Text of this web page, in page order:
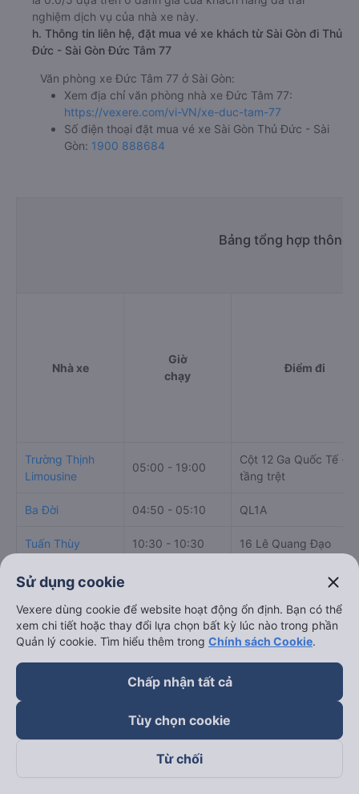
Trạm xe An Sương
Vĩnh Lộc B
e. Các điểm trả khách của nhà xe Đức Tâm 77
Cây xăng Nhơn Hoà
f. Giá vé giá xe khách đi Thủ Đức - Sài Gòn từ Sài Gòn Đức
Tâm 77
là 0.0/5 dựa trên 0 đánh giá của khách hàng đã trải
Số điện thoại đặt mua vé xe Sài Gòn Thủ Đức - Sài
1900 888684
Bảng tổng hợp
chạy
Cột 12 Ga Quốc Tế -
Ba Đời 04:50 - 05:10 QL1A
Sử dụng cookie close
Vexere dùng cookie để website hoạt động ổn định. Bạn có thể
xem chi tiết hoặc thay đổi lựa chọn bất kỳ lúc nào trong phần
Quản lý cookie. Tìm hiểu thêm trong Chính sách Cookie.
Chấp nhận tất cả
Tùy chọn cookie
Từ chối